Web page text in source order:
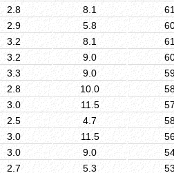
2.8 8.1
2.9 5.8
3.2 8.1
3.2 9.0
3.3 9.0
2.8 10.0
3.0 11.5
2.5 4.7
3.0 11.5
3.0 9.0
2.7 5.3